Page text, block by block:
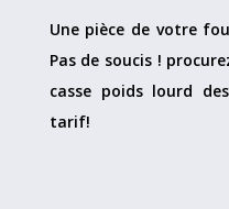
Une pièce de votre
Pas de soucis !
casse poids lourd
tarif!